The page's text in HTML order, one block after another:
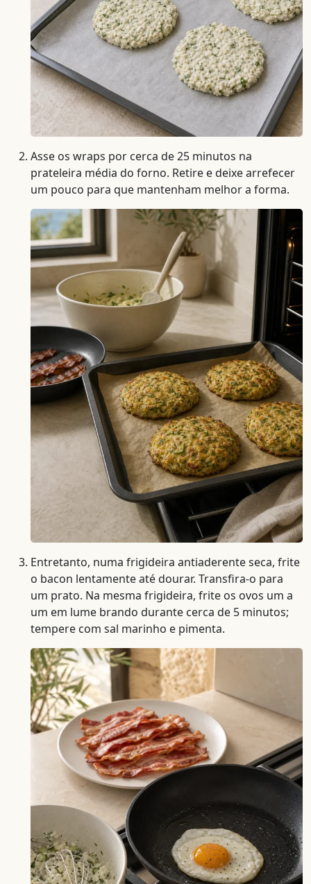
Asse os wraps por cerca de 25 minutos na
prateleira média do forno. Retire e deixe arrefecer
um pouco para que mantenham melhor a forma.
Entretanto, numa frigideira antiaderente seca, frite
o bacon lentamente até dourar. Transfira-o para
um prato. Na mesma frigideira, frite os ovos um a
um em lume brando durante cerca de 5 minutos;
tempere com sal marinho e pimenta.